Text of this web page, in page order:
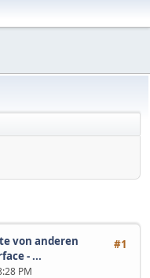
#1
von anderen
- ...
PM